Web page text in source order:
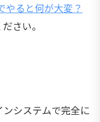
やると何が大変？
さい。
システムで完全に